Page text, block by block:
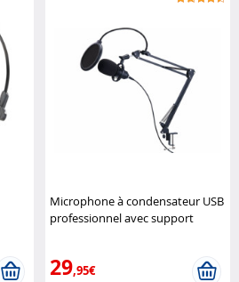
Microphone à condensateur USB
professionnel avec support
29,95€